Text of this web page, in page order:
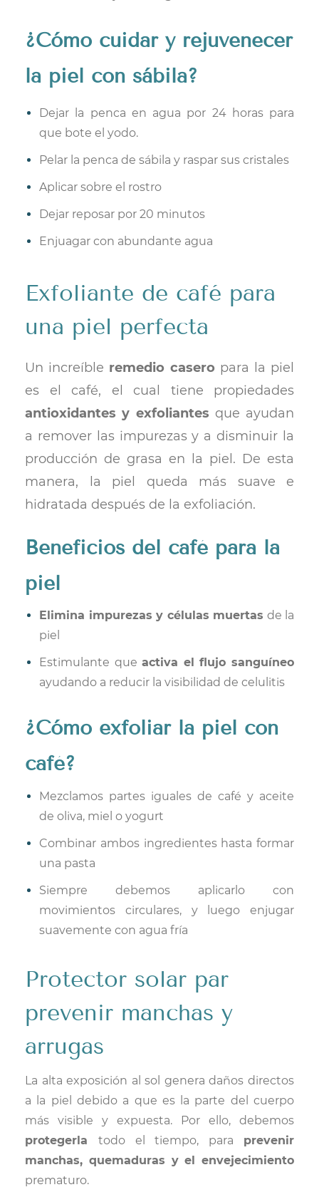
¿Cómo cuidar y rejuvenecer
la piel con sábila?
Dejar la penca en agua por 24 horas para
que bote el yodo.
Pelar la penca de sábila y raspar sus cristales
Aplicar sobre el rostro
Dejar reposar por 20 minutos
Enjuagar con abundante agua
Exfoliante de café para
una piel perfecta
Un increíble remedio casero para la piel
es el café, el cual tiene propiedades
antioxidantes y exfoliantes que ayudan
a remover las impurezas y a disminuir la
producción de grasa en la piel. De esta
manera, la piel queda más suave e
hidratada después de la exfoliación.
Beneficios del café para la
piel
Elimina impurezas y células muertas de la
piel
Estimulante queactiva el flujo sanguíneo
ayudando a reducir la visibilidad de celulitis
¿Cómo exfoliar la piel con
café?
Mezclamos partes iguales de café y aceite
de oliva, miel o yogurt
Combinar ambos ingredientes hasta formar
una pasta
Siempre debemos aplicarlo con
movimientos circulares, y luego enjugar
suavemente con agua fría
Protector solar par
prevenir manchas y
arrugas
La alta exposición al sol genera daños directos
a la piel debido a que es la parte del cuerpo
más visible y expuesta. Por ello, debemos
protegerla todo el tiempo, para prevenir
manchas, quemaduras y el envejecimiento
prematuro.